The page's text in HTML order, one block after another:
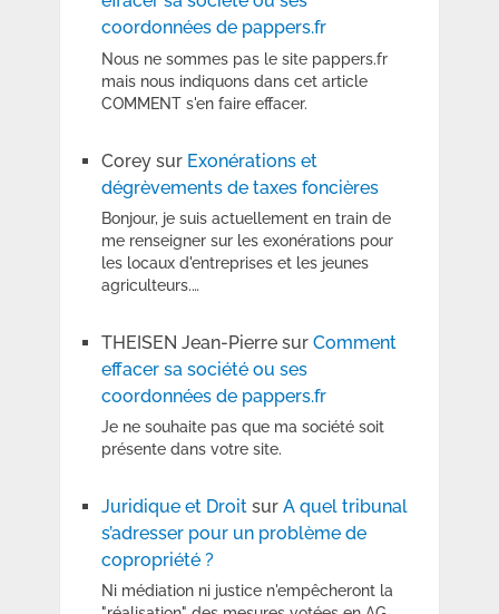
coordonnées de pappers.fr
Nous ne sommes pas le site pappers.fr
mais nous indiquons dans cet article
COMMENT s'en faire effacer.
Coreysur Exonérations et
dégrèvements de taxes foncières
Bonjour, je suis actuellement en train de
me renseigner sur les exonérations pour
les locaux d'entreprises et les jeunes
agriculteurs.…
THEISEN Jean-Pierresur Comment
effacer sa société ou ses
coordonnées de pappers.fr
Je ne souhaite pas que ma société soit
présente dans votre site.
Juridique et Droitsur A quel tribunal
s’adresser pour un problème de
copropriété ?
Ni médiation ni justice n'empêcheront la